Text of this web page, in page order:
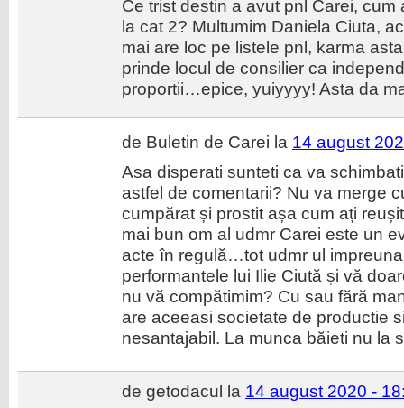
Ce trist destin a avut pnl Carei,
la cat 2? Multumim Daniela Ciuta,
mai are loc pe listele pnl, karma
prinde locul de consilier ca
proportii…epice, yuiyyyy! Asta da
de Buletin de Carei la 14 august
Asa disperati sunteti ca va
astfel de comentarii? Nu va merge
cumpărat și prostit așa cum ați
mai bun om al udmr Carei este un
acte în regulă…tot udmr ul
performantele lui Ilie Ciută și vă
nu vă compătimim? Cu sau fără
are aceeasi societate de productie
nesantajabil. La munca băieti nu la
de getodacul la 14 august 2020 -